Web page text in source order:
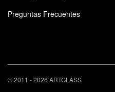
×
Preguntas Frecuentes
© 2011 - 2026 ARTGLASS